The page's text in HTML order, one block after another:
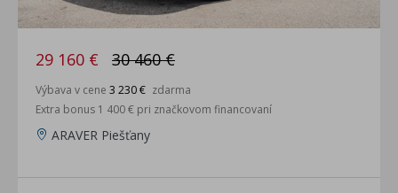
29 160 € 30 460 €
Výbava v cene 3 230 € zdarma
Extra bonus 1 400 € pri značkovom financovaní
ARAVER Piešťany